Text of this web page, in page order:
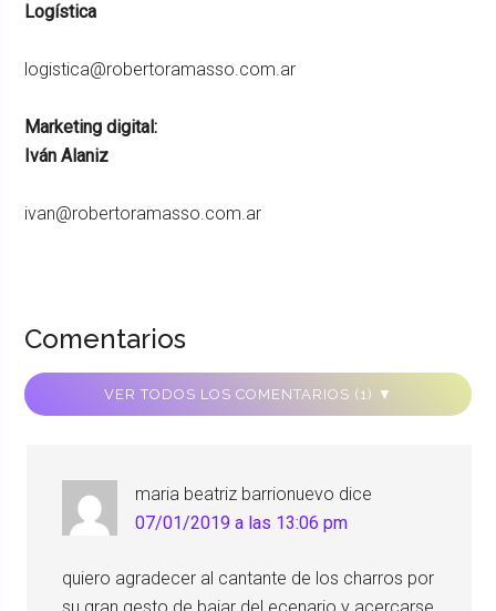
Logística
logistica@robertoramasso.com.ar
Marketing digital:
Iván Alaniz
ivan@robertoramasso.com.ar
Comentarios
VER TODOS LOS COMENTARIOS (1) ▼
maria beatriz barrionuevo dice
07/01/2019 a las 13:06 pm
quiero agradecer al cantante de los charros por